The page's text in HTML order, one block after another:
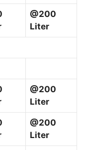
@200
Liter
@200
Liter
@200
Liter